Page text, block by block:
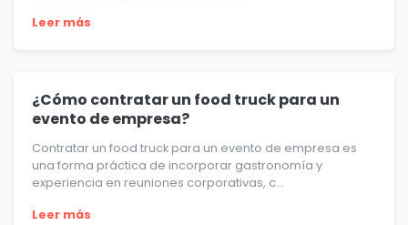
Leer más
¿Cómo contratar un food truck para un
evento de empresa?
Contratar un food truck para un evento de empresa es
una forma práctica de incorporar gastronomía y
experiencia en reuniones corporativas, c...
Leer más